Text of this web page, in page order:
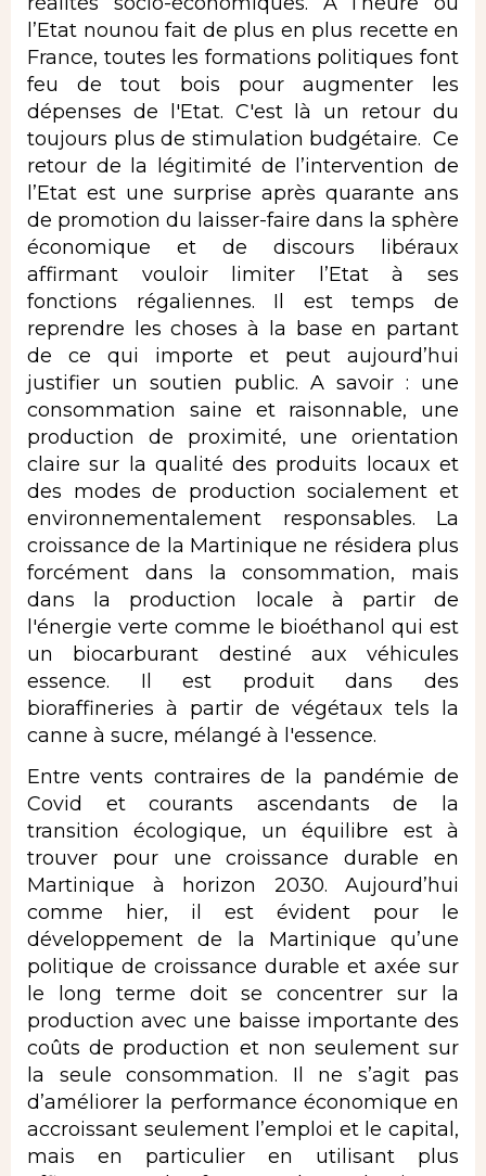
l’Etat nounou fait de plus en plus recette en
France, toutes les formations politiques font
feu de tout bois pour augmenter les
dépenses de l'Etat. C'est là un retour du
toujours plus de stimulation budgétaire. Ce
retour de la légitimité de l’intervention de
l’Etat est une surprise après quarante ans
de promotion du laisser-faire dans la sphère
économique et de discours libéraux
affirmant vouloir limiter l’Etat à ses
fonctions régaliennes. Il est temps de
reprendre les choses à la base en partant
de ce qui importe et peut aujourd’hui
justifier un soutien public. A savoir : une
consommation saine et raisonnable, une
production de proximité, une orientation
claire sur la qualité des produits locaux et
des modes de production socialement et
environnementalement responsables. La
croissance de la Martinique ne résidera plus
forcément dans la consommation, mais
dans la production locale à partir de
l'énergie verte comme le bioéthanol qui est
un biocarburant destiné aux véhicules
essence. Il est produit dans des
bioraffineries à partir de végétaux tels la
canne à sucre, mélangé à l'essence.
Entre vents contraires de la pandémie de
Covid et courants ascendants de la
transition écologique, un équilibre est à
trouver pour une croissance durable en
Martinique à horizon 2030. Aujourd’hui
comme hier, il est évident pour le
développement de la Martinique qu’une
politique de croissance durable et axée sur
le long terme doit se concentrer sur la
production avec une baisse importante des
coûts de production et non seulement sur
la seule consommation. Il ne s’agit pas
d’améliorer la performance économique en
accroissant seulement l’emploi et le capital,
mais en particulier en utilisant plus